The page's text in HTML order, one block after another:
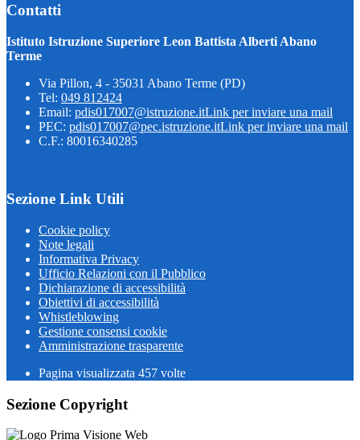
Contatti
Istituto Istruzione Superiore Leon Battista Alberti Abano
Terme
Via Pillon, 4 - 35031 Abano Terme (PD)
Tel: 049 812424
Email: pdis017007@istruzione.itLink per inviare una mail
PEC: pdis017007@pec.istruzione.itLink per inviare una mail
C.F.: 80016340285
Sezione Link Utili
Cookie policy
Note legali
Informativa Privacy
Ufficio Relazioni con il Pubblico
Dichiarazione di accessibilità
Obiettivi di accessibilità
Whistleblowing
Gestione consensi cookie
Amministrazione trasparente
Pagina visualizzata 457 volte
Sezione Copyright